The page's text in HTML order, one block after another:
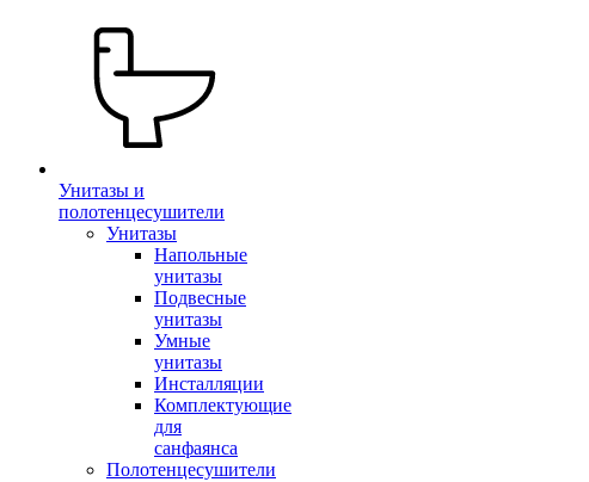
Унитазы и
полотенцесушители
Унитазы
Напольные
унитазы
Подвесные
унитазы
Умные
унитазы
Инсталляции
Комплектующие
для
санфаянса
Полотенцесушители